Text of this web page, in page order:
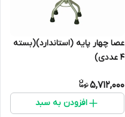
عصا چهار پایه (استاندارد)(بسته
4 عددی)
5,712,000
افزودن به سبد